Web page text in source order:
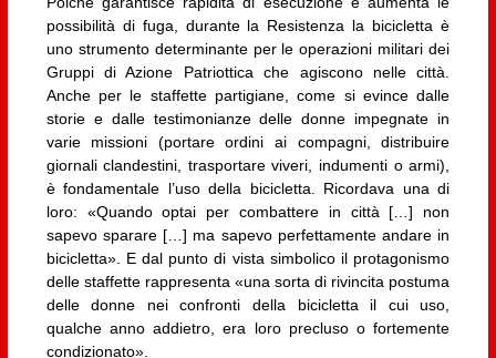
possibilità di fuga, durante la Resistenza la bicicletta è
uno strumento determinante per le operazioni militari dei
Gruppi di Azione Patriottica che agiscono nelle città.
Anche per le staffette partigiane, come si evince dalle
storie e dalle testimonianze delle donne impegnate in
varie missioni (portare ordini ai compagni, distribuire
giornali clandestini, trasportare viveri, indumenti o armi),
è fondamentale l’uso della bicicletta. Ricordava una di
loro: «Quando optai per combattere in città […] non
sapevo sparare […] ma sapevo perfettamente andare in
bicicletta». E dal punto di vista simbolico il protagonismo
delle staffette rappresenta «una sorta di rivincita postuma
delle donne nei confronti della bicicletta il cui uso,
qualche anno addietro, era loro precluso o fortemente
condizionato».